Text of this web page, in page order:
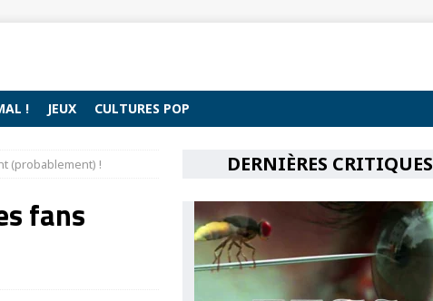
! JEUX CULTURES POP
(probablement) !
fans
DERNIÈRES CRITIQUES